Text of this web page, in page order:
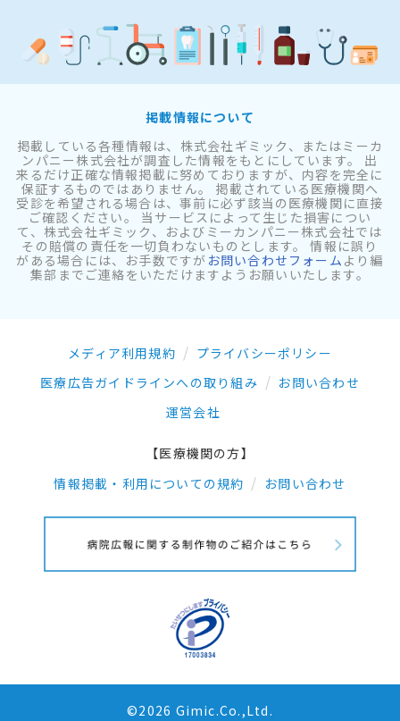
掲載情報について
掲載している各種情報は、株式会社ギミック、またはミーカ
ンパニー株式会社が調査した情報をもとにしています。 出
来るだけ正確な情報掲載に努めておりますが、内容を完全に
保証するものではありません。 掲載されている医療機関へ
受診を希望される場合は、事前に必ず該当の医療機関に直接
ご確認ください。 当サービスによって生じた損害につい
て、株式会社ギミック、およびミーカンパニー株式会社では
その賠償の責任を一切負わないものとします。 情報に誤り
がある場合には、お手数ですが お問い合わせフォーム より編
集部までご連絡をいただけますようお願いいたします。
メディア利用規約
プライバシーポリシー
医療広告ガイドラインへの取り組み
お問い合わせ
運営会社
【医療機関の方】
情報掲載・利用についての規約
お問い合わせ
©2026 Gimic.Co.,Ltd.